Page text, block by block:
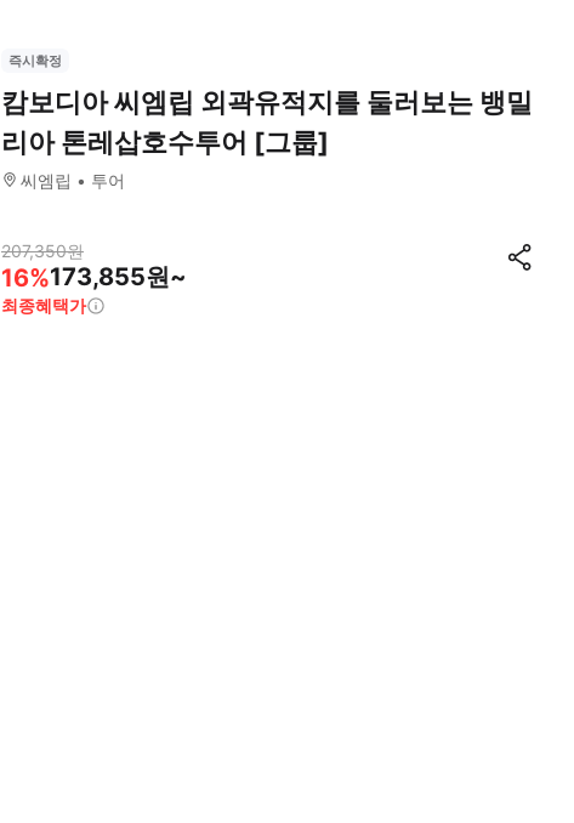
즉시확정
캄보디아 씨엠립 외곽유적지를 둘러보는 뱅밀
리아 톤레삽호수투어 [그룹]
씨엠립 투어
207,350원
16%173,855원~
최종혜택가